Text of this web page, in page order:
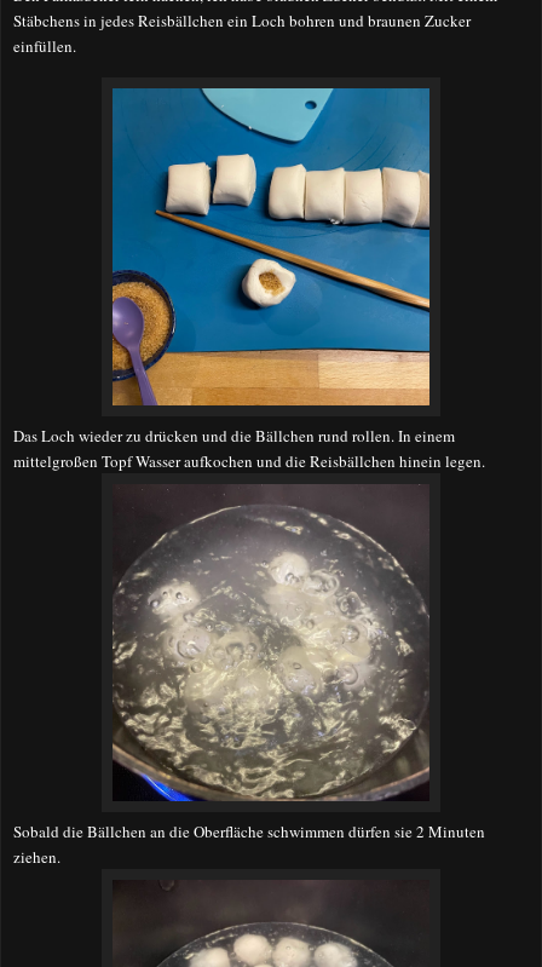
Stäbchens in jedes Reisbällchen ein Loch bohren und braunen Zucker
einfüllen.
Das Loch wieder zu drücken und die Bällchen rund rollen. In einem
mittelgroßen Topf Wasser aufkochen und die Reisbällchen hinein legen.
Sobald die Bällchen an die Oberfläche schwimmen dürfen sie 2 Minuten
ziehen.